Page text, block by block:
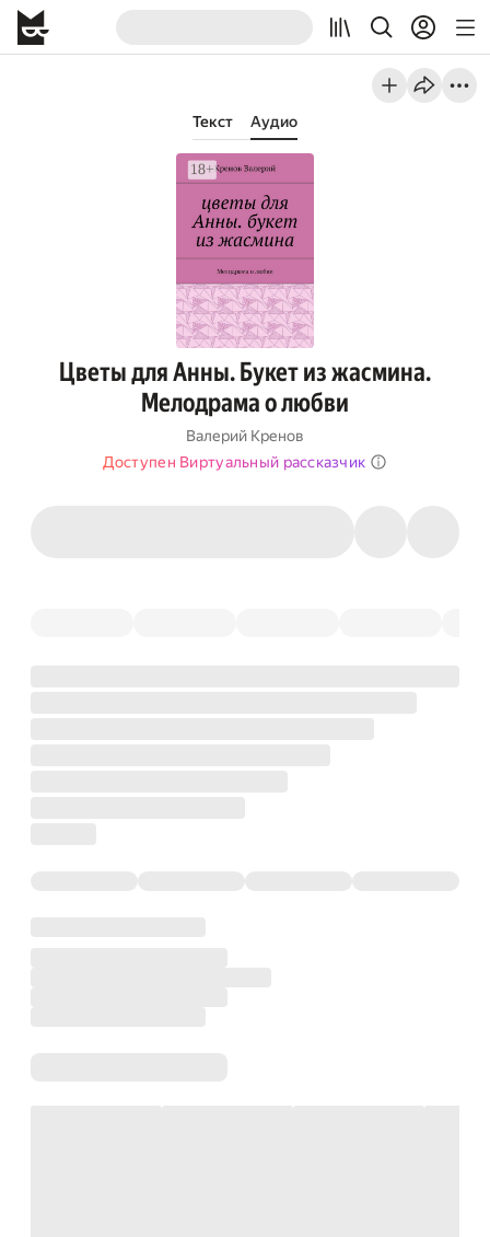
Текст Аудио
Цветы для Анны. Букет из жасмина.
Мелодрама о любви
Валерий Кренов
Доступен Виртуальный рассказчик